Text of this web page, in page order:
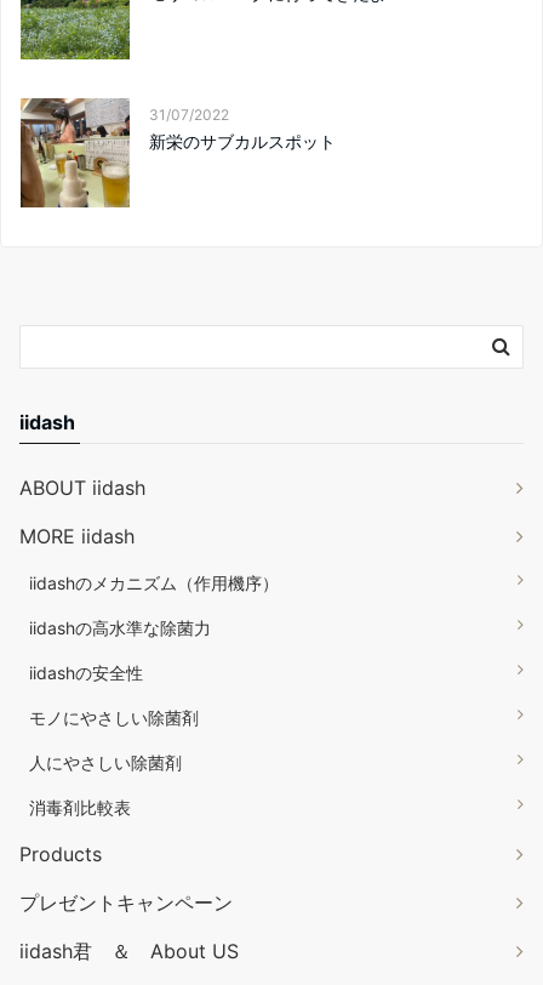
31/07/2022
新栄のサブカルスポット
iidash
ABOUT iidash
MORE iidash
iidashのメカニズム（作用機序）
iidashの高水準な除菌力
iidashの安全性
モノにやさしい除菌剤
人にやさしい除菌剤
消毒剤比較表
Products
プレゼントキャンペーン
iidash君 ＆ About US